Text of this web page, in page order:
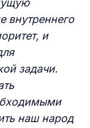
внутреннего
и
задачи.
наш народ